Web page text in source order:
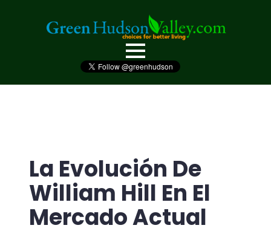
La Evolución De
William Hill En El
Mercado Actual